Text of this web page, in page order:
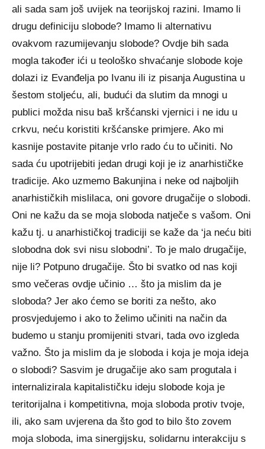
ali sada sam još uvijek na teorijskoj razini. Imamo li
drugu definiciju slobode? Imamo li alternativu
ovakvom razumijevanju slobode? Ovdje bih sada
mogla također ići u teološko shvaćanje slobode koje
dolazi iz Evanđelja po Ivanu ili iz pisanja Augustina u
šestom stoljeću, ali, budući da slutim da mnogi u
publici možda nisu baš kršćanski vjernici i ne idu u
crkvu, neću koristiti kršćanske primjere. Ako mi
kasnije postavite pitanje vrlo rado ću to učiniti. No
sada ću upotrijebiti jedan drugi koji je iz anarhističke
tradicije. Ako uzmemo Bakunjina i neke od najboljih
anarhističkih mislilaca, oni govore drugačije o slobodi.
Oni ne kažu da se moja sloboda natječe s vašom. Oni
kažu tj. u anarhističkoj tradiciji se kaže da ‘ja neću biti
slobodna dok svi nisu slobodni’. To je malo drugačije,
nije li? Potpuno drugačije. Što bi svatko od nas koji
smo večeras ovdje učinio … što ja mislim da je
sloboda? Jer ako ćemo se boriti za nešto, ako
prosvjedujemo i ako to želimo učiniti na način da
budemo u stanju promijeniti stvari, tada ovo izgleda
važno. Što ja mislim da je sloboda i koja je moja ideja
o slobodi? Sasvim je drugačije ako sam progutala i
internalizirala kapitalističku ideju slobode koja je
teritorijalna i kompetitivna, moja sloboda protiv tvoje,
ili, ako sam uvjerena da što god to bilo što zovem
moja sloboda, ima sinergijsku, solidarnu interakciju s